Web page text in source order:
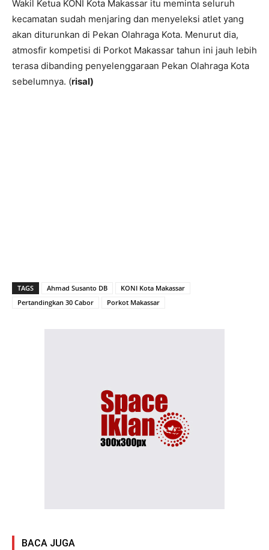
Wakil Ketua KONI Kota Makassar itu meminta seluruh
kecamatan sudah menjaring dan menyeleksi atlet yang
akan diturunkan di Pekan Olahraga Kota. Menurut dia,
atmosfir kompetisi di Porkot Makassar tahun ini jauh lebih
terasa dibanding penyelenggaraan Pekan Olahraga Kota
sebelumnya. (risal)
TAGS Ahmad Susanto DB
KONI Kota Makassar
Pertandingkan 30 Cabor
Porkot Makassar
BACA JUGA